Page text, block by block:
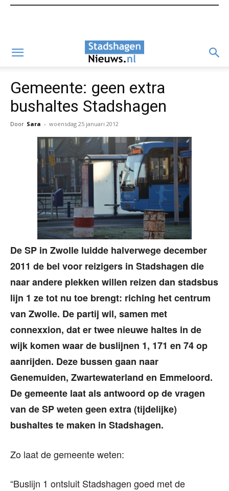
Gemeente: geen extra
bushaltes Stadshagen
Door Sara - woensdag 25 januari 2012
De SP in Zwolle luidde halverwege december
2011 de bel voor reizigers in Stadshagen die
naar andere plekken willen reizen dan stadsbus
lijn 1 ze tot nu toe brengt: riching het centrum
van Zwolle. De partij wil, samen met
connexxion, dat er twee nieuwe haltes in de
wijk komen waar de buslijnen 1, 171 en 74 op
aanrijden. Deze bussen gaan naar
Genemuiden, Zwartewaterland en Emmeloord.
De gemeente laat als antwoord op de vragen
van de SP weten geen extra (tijdelijke)
bushaltes te maken in Stadshagen.
Zo laat de gemeente weten:
“Buslijn 1 ontsluit Stadshagen goed met de